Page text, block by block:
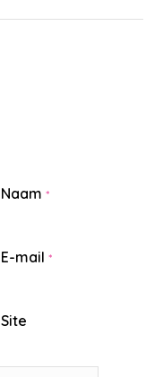
Naam*
E-mail*
Site